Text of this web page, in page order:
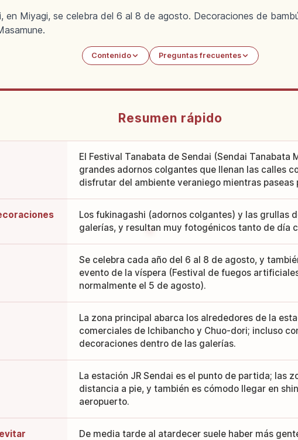
en Miyagi, se celebra del 6 al 8 de agosto. Decoraciones de
Contenido Preguntas frecuentes
Resumen rápido
El Festival Tanabata de Sendai (Sendai Tanabata
grandes adornos colgantes que llenan las calles
disfrutar del ambiente veraniego mientras paseas
Los fukinagashi (adornos colgantes) y las grullas
galerías, y resultan muy fotogénicos tanto de día
Se celebra cada año del 6 al 8 de agosto, y
evento de la víspera (Festival de fuegos
normalmente el 5 de agosto).
La zona principal abarca los alrededores de la
comerciales de Ichibancho y Chuo-dori; incluso
decoraciones dentro de las galerías.
La estación JR Sendai es el punto de partida; las
distancia a pie, y también es cómodo llegar en
aeropuerto.
De media tarde al atardecer suele haber más